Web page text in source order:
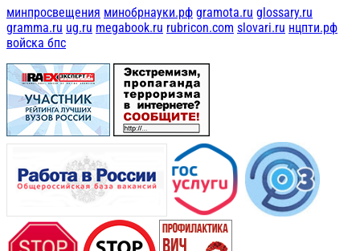
минпросвещения минобрнауки.рф gramota.ru glossary.ru
gramma.ru ug.ru megabook.ru rubricon.com slovari.ru нцпти.рф
войска бпс